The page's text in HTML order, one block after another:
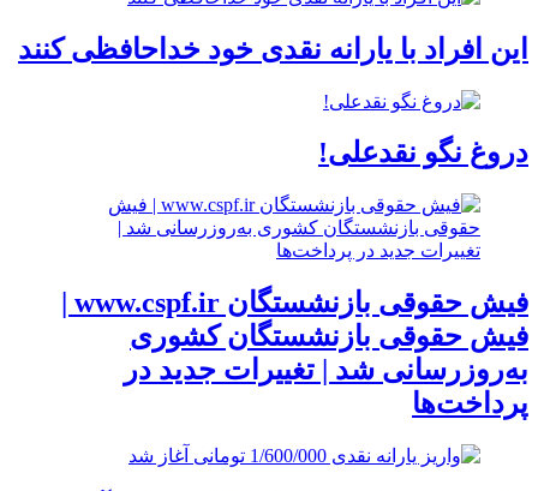
این افراد با یارانه نقدی خود خداحافظی کنند
دروغ نگو نقدعلی!
فیش حقوقی بازنشستگان کشوری
به‌روزرسانی شد | تغییرات جدید در
پرداخت‌ها